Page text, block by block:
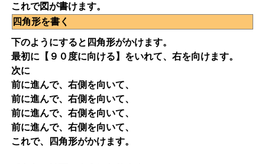
これで図が書けます。
四角形を書く
下のようにすると四角形がかけます。
最初に【９０度に向ける】をいれて、右を向けます。
次に
前に進んで、右側を向いて、
前に進んで、右側を向いて、
前に進んで、右側を向いて、
前に進んで、右側を向いて、
これで、四角形がかけます。